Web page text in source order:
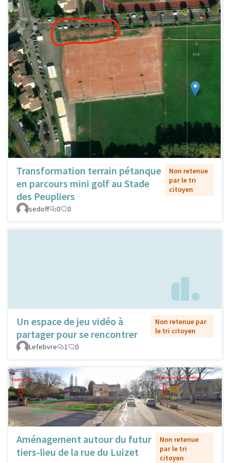
Transformation terrain pétanque
en parcours mini golf au Stade
des Peupliers
Non retenue
par le tri
citoyen
sedoff 0 0
Un espace de jeu vidéo à
partager pour se rencontrer
Non retenue par
le tri citoyen
Lefebvre
1 0
Aménagement autour du futur
tiers-lieu de la rue du Luizet
Non retenue
par le tri
citoyen